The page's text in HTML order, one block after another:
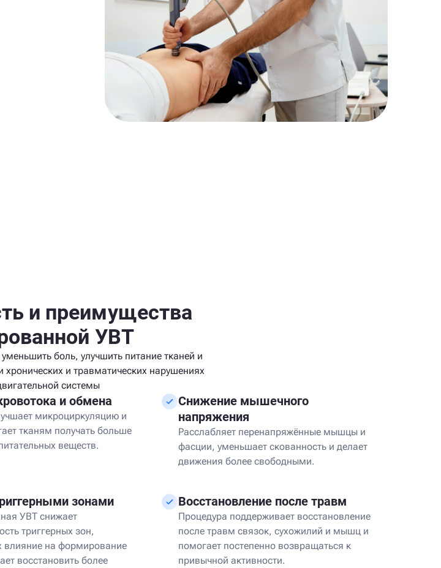
и преимущества
УВТ
боль, улучшить питание тканей и
хронических и травматических нарушениях
системы
и обмена
микроциркуляцию и
тканям получать больше
веществ.
Снижение мышечного
напряжения
Расслабляет перенапряжённые мышцы и
фасции, уменьшает скованность и делает
движения более свободными.
зонами
УВТ снижает
триггерных зон,
влияние на формирование
восстановить более
Восстановление после травм
Процедура поддерживает восстановление
после травм связок, сухожилий и мышц и
помогает постепенно возвращаться к
привычной активности.